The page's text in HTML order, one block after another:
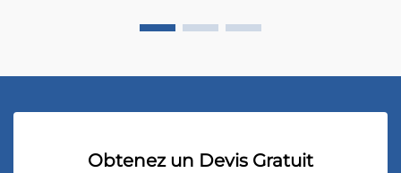
Obtenez un Devis Gratuit